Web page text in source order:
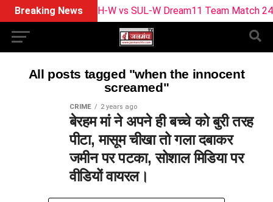
Breaking NewsBPH-W vs SUL-W Dream11 Team Match 24 |
All posts tagged "when the innocent
screamed"
CRIME 2 years ago
बेरहम मां ने अपने ही बच्चे को बुरी तरह
पीटा, मासूम चीखा तो गला दबाकर
जमीन पर पटका, सोशाल मिडिया पर
वीडियों वायरल।